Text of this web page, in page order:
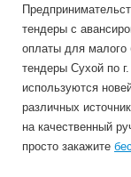
тендеры с
оплаты для малого
тендеры Сухой по
используются
различных
на качественный
просто закажите